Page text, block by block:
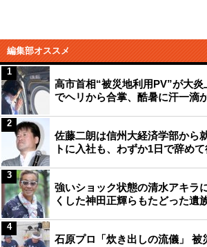
編集部オススメ
高市首相“被災地利用PV”が大
でヘリから合掌、酷暑に汗一滴
1
佐藤二朗は信州大経済学部から
トに入社も、わずか1日で辞め
2
強いショック状態の清水アキラ
くした神田正輝らもたどった遺
3
石原プロ「炊き出しの流儀」 被
4